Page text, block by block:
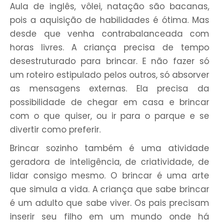
Aula de inglês, vôlei, natação são bacanas,
pois a aquisição de habilidades é ótima. Mas
desde que venha contrabalanceada com
horas livres. A criança precisa de tempo
desestruturado para brincar. E não fazer só
um roteiro estipulado pelos outros, só absorver
as mensagens externas. Ela precisa da
possibilidade de chegar em casa e brincar
com o que quiser, ou ir para o parque e se
divertir como preferir.
Brincar sozinho também é uma atividade
geradora de inteligência, de criatividade, de
lidar consigo mesmo. O brincar é uma arte
que simula a vida. A criança que sabe brincar
é um adulto que sabe viver. Os pais precisam
inserir seu filho em um mundo onde há